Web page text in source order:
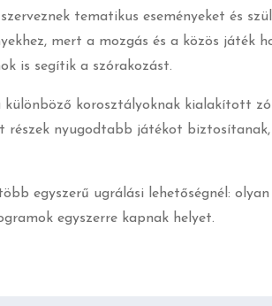
tematikus eseményeket és
mert a mozgás és a közös játék
is segítik a szórakozást.
különböző korosztályoknak kialakított
részek nyugodtabb játékot
egyszerű ugrálási lehetőségnél:
egyszerre kapnak helyet.